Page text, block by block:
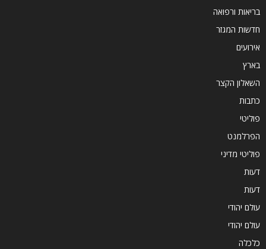
בריאות ורפואה
חדשות המגזר
אירועים
בארץ
השאלון הקצר
כתבות
פוליטי
הפרלמנט
פוליטי מדיני
דעות
דעות
עולם יהודי
עולם יהודי
כלכלה